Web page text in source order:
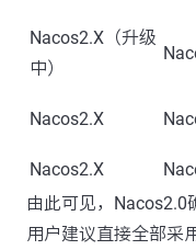
Nacos2.X（升级
中）
Nacos2.X
Nacos2.X
由此可见，Nacos2.0
用户建议直接全部采